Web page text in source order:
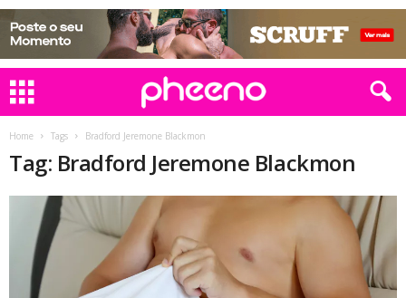
Home Tags Bradford Jeremone Blackmon
Tag: Bradford Jeremone Blackmon